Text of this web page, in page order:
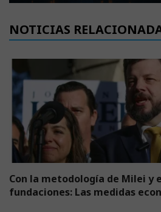
NOTICIAS
Con la metodología de Milei y
fundaciones: Las medidas